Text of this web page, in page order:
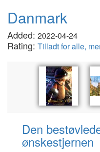
Danmark
Added: 2022-04-24
Rating: Tilladt for alle,
Den
ønskestjernen